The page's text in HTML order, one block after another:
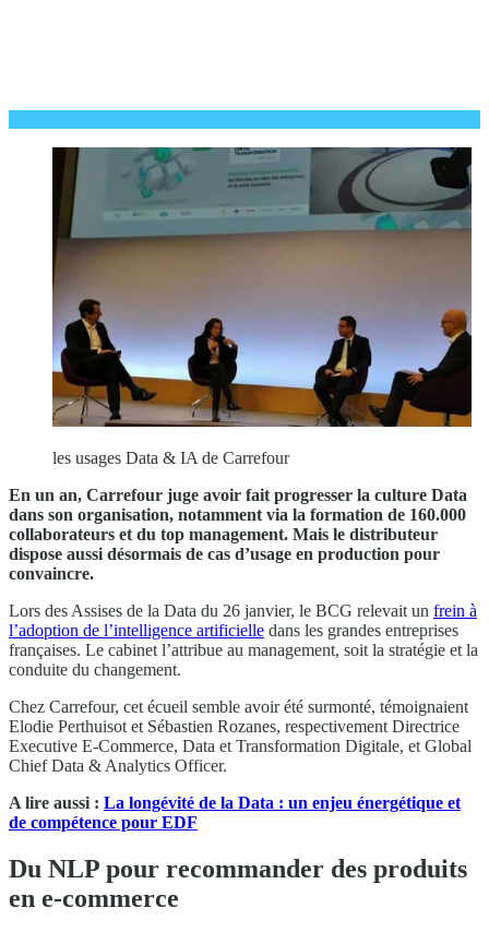
les usages Data & IA de Carrefour
En un an, Carrefour juge avoir fait progresser la culture Data
dans son organisation, notamment via la formation de 160.000
collaborateurs et du top management. Mais le distributeur
dispose aussi désormais de cas d’usage en production pour
convaincre.
Lors des Assises de la Data du 26 janvier, le BCG relevait un frein à
l’adoption de l’intelligence artificielle dans les grandes entreprises
françaises. Le cabinet l’attribue au management, soit la stratégie et la
conduite du changement.
Chez Carrefour, cet écueil semble avoir été surmonté, témoignaient
Elodie Perthuisot et Sébastien Rozanes, respectivement Directrice
Executive E-Commerce, Data et Transformation Digitale, et Global
Chief Data & Analytics Officer.
A lire aussi : La longévité de la Data : un enjeu énergétique et
de compétence pour EDF
Du NLP pour recommander des produits
en e-commerce